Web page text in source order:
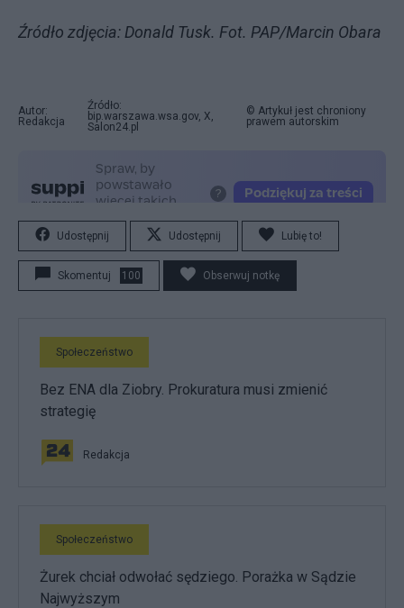
Źródło zdjęcia: Donald Tusk. Fot. PAP/Marcin Obara
Autor:
Redakcja
Źródło:
bip.warszawa.wsa.gov, X,
Salon24.pl
© Artykuł jest chroniony
prawem autorskim
Udostępnij Udostępnij Lubię to!
Skomentuj 100 Obserwuj notkę
Społeczeństwo
Bez ENA dla Ziobry. Prokuratura musi zmienić
strategię
Redakcja
Społeczeństwo
Żurek chciał odwołać sędziego. Porażka w Sądzie
Najwyższym